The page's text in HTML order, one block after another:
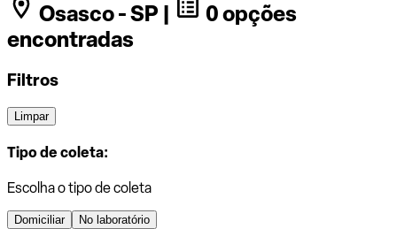
Osasco - SP |
0 opções
encontradas
Filtros
Limpar
Tipo de coleta:
Escolha o tipo de coleta
Domiciliar No laboratório